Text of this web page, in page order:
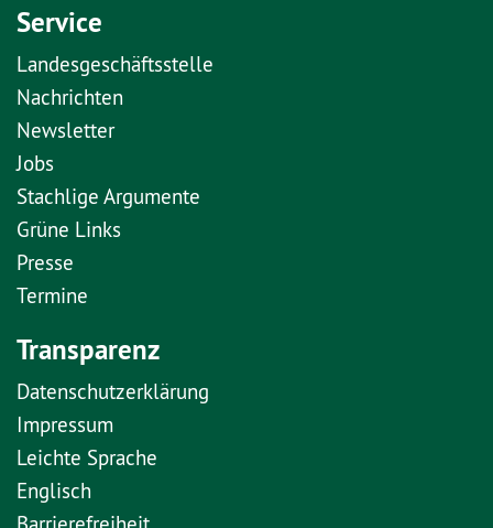
Service
Landesgeschäftsstelle
Nachrichten
Newsletter
Jobs
Stachlige Argumente
Grüne Links
Presse
Termine
Transparenz
Datenschutzerklärung
Impressum
Leichte Sprache
Englisch